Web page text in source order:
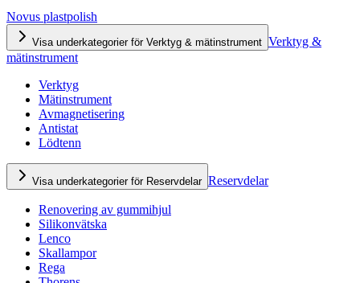
Novus plastpolish
Visa underkategorier för Verktyg & mätinstrument Verktyg &
mätinstrument
Verktyg
Mätinstrument
Avmagnetisering
Antistat
Lödtenn
Visa underkategorier för Reservdelar Reservdelar
Renovering av gummihjul
Silikonvätska
Lenco
Skallampor
Rega